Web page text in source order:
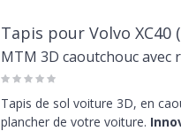
Tapis pour Volvo
MTM 3D caoutchouc avec
Tapis de sol voiture 3D, en
plancher de votre voiture.